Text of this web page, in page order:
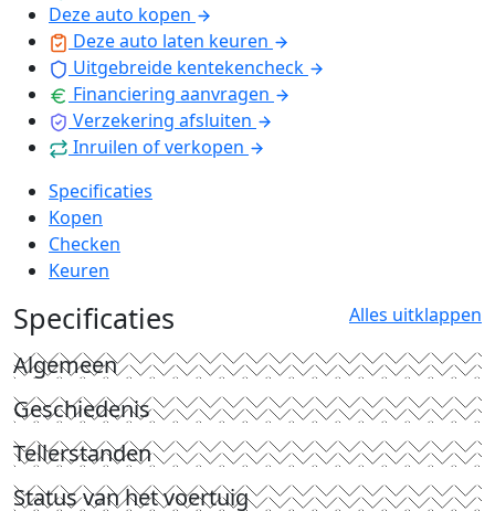
Deze auto kopen
Deze auto laten keuren
Uitgebreide kentekencheck
Financiering aanvragen
Verzekering afsluiten
Inruilen of verkopen
Specificaties
Kopen
Checken
Keuren
Specificaties Alles uitklappen
Algemeen
Geschiedenis
Tellerstanden
Status van het voertuig